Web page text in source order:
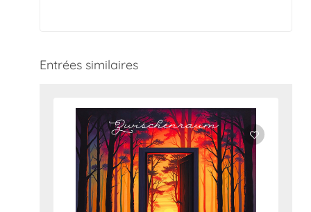
Entrées similaires